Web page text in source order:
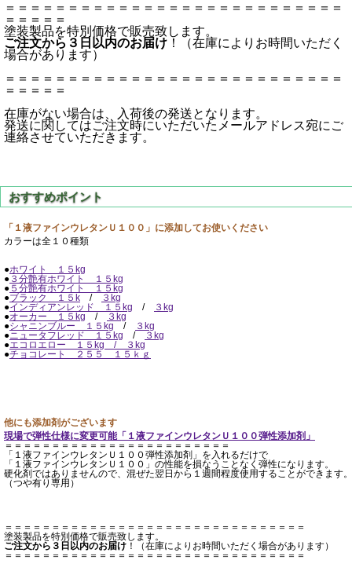
＝＝＝＝＝＝＝＝＝＝＝＝＝＝＝＝＝＝＝＝＝＝＝＝＝＝＝
＝＝＝＝＝
塗装製品を特別価格で販売致します。
ご注文から３日以内のお届け ！（在庫によりお時間いただく
場合があります）
＝＝＝＝＝＝＝＝＝＝＝＝＝＝＝＝＝＝＝＝＝＝＝＝＝＝＝
＝＝＝＝＝
在庫がない場合は、入荷後の発送となります。
発送に関してはご注文時にいただいたメールアドレス宛にご
連絡させていただきます。
「１液ファインウレタンＵ１００」に添加してお使いください
カラーは全１０種類
●ホワイト １５kg
● ３分艶有ホワイト １５kg
● ５分艶有ホワイト １５kg
●ブラック １５k /
３kg
●インディアンレッド １５kg /
３kg
●オーカー １５kg /
３kg
●シャニンブルー １５kg /
３kg
●ニュータフレッド １５kg /
３kg
●エコロエロー １５kg /
３kg
●チョコレート ２５５ １５ｋｇ
他にも添加剤がございます
現場で弾性仕様に変更可能「１液ファインウレタンＵ１００弾性添加剤」
＝＝＝＝＝＝＝＝＝＝＝＝＝＝＝＝＝＝＝＝＝＝＝＝
「１液ファインウレタンＵ１００弾性添加剤」を入れるだけで
「１液ファインウレタンＵ１００」の性能を損なうことなく弾性になります。
硬化剤ではありませんので、混ぜた翌日から１週間程度使用することができます。
（つや有り専用）
＝＝＝＝＝＝＝＝＝＝＝＝＝＝＝＝＝＝＝＝＝＝＝＝＝＝＝＝＝＝＝＝
塗装製品を特別価格で販売致します。
ご注文から３日以内のお届け ！（在庫によりお時間いただく場合があります）
＝＝＝＝＝＝＝＝＝＝＝＝＝＝＝＝＝＝＝＝＝＝＝＝＝＝＝＝＝＝＝＝